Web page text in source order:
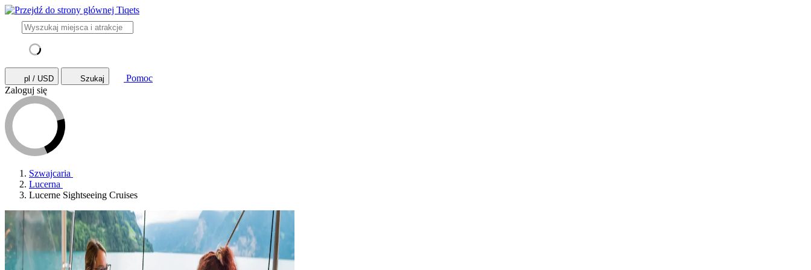
pl / USD Szukaj
Pomoc
Zaloguj się
Szwajcaria
Lucerna
Lucerne Sightseeing Cruises